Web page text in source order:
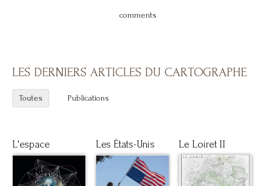
comments
LES DERNIERS ARTICLES DU CARTOGRAPHE
Toutes Publications
L'espace Les États-Unis Le Loiret II